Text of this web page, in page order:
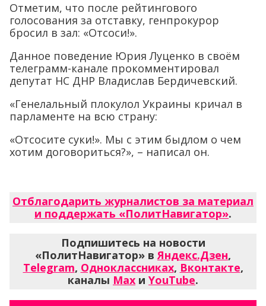
Отметим, что после рейтингового
голосования за отставку, генпрокурор
бросил в зал: «Отсоси!».
Данное поведение Юрия Луценко в своём
телеграмм-канале прокомментировал
депутат НС ДНР Владислав Бердичевский.
«Генелальный плокулол Украины кричал в
парламенте на всю страну:
«Отсосите суки!». Мы с этим быдлом о чем
хотим договориться?», – написал он.
Отблагодарить журналистов за материал
и поддержать «ПолитНавигатор».
Подпишитесь на новости
«ПолитНавигатор» вЯндекс.Дзен,
Telegram, Одноклассниках, Вконтакте,
каналы Max и YouTube.